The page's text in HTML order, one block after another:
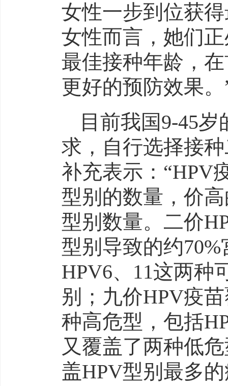
女性一步到位获
女性而言，她们
最佳接种年龄，
更好的预防效果。
目前我国9-45
求，自行选择接
补充表示：“HPV
型别的数量，价
型别数量。二价
型别导致的约
HPV6、11这两种
别；九价HPV疫
种高危型，包括
又覆盖了两种低
盖HPV型别最多